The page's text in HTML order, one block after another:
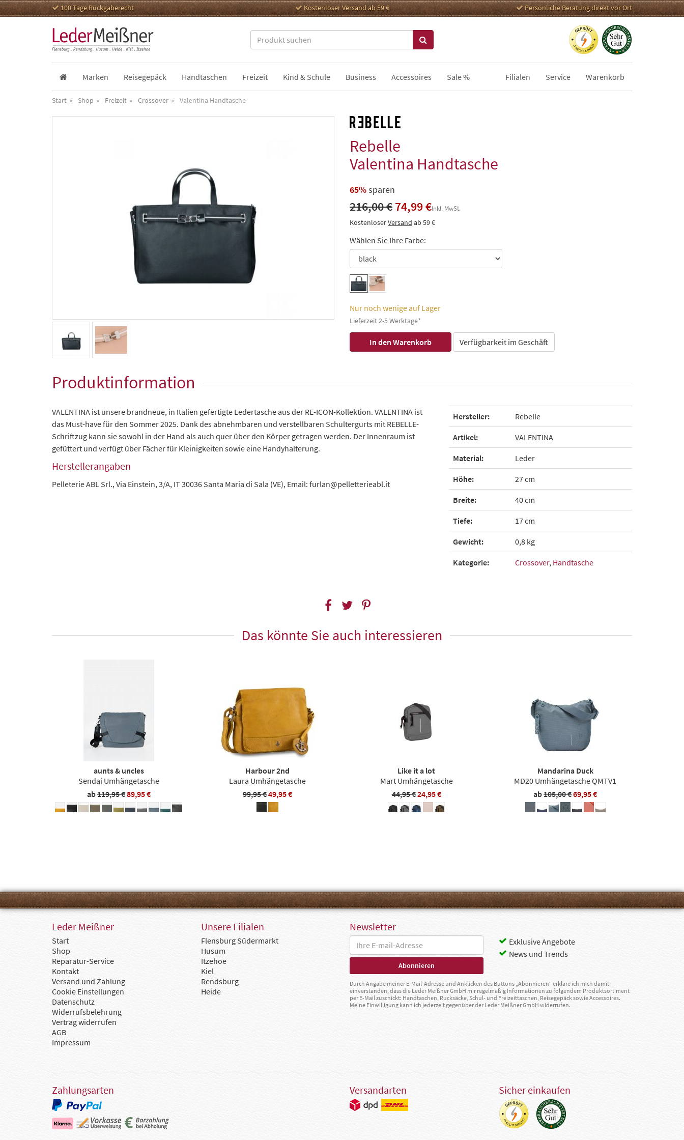
100 Tage Rückgaberecht Kostenloser Versand ab 59 € Persönliche Beratung direkt vor Ort
Marken Reisegepäck Handtaschen Freizeit Kind & Schule Business Accessoires Sale % Filialen Service Warenkorb
Start Shop Freizeit Crossover Valentina Handtasche
Rebelle
Valentina Handtasche
65%sparen
216,00 €74,99 €Inkl. MwSt.
KostenloserVersand ab 59 €
Wählen Sie Ihre Farbe:
Nur noch wenige auf Lager
Lieferzeit 2-5 Werktage*
Verfügbarkeit im Geschäft
Produktinformation
VALENTINA ist unsere brandneue, in Italien gefertigte Ledertasche aus der RE-ICON-Kollektion. VALENTINA ist
das Must-have für den Sommer 2025. Dank des abnehmbaren und verstellbaren Schultergurts mit REBELLE-
Schriftzug kann sie sowohl in der Hand als auch quer über den Körper getragen werden. Der Innenraum ist
gefüttert und verfügt über Fächer für Kleinigkeiten sowie eine Handyhalterung.
Herstellerangaben
Pelleterie ABL Srl., Via Einstein, 3/A, IT 30036 Santa Maria di Sala (VE), Email: furlan@pelletterieabl.it
Hersteller: Rebelle
Artikel: VALENTINA
Material: Leder
Höhe: 27 cm
Breite: 40 cm
Tiefe: 17 cm
Gewicht: 0,8 kg
Kategorie: Crossover, Handtasche
Das könnte Sie auch interessieren
aunts & uncles
Sendai Umhängetasche
ab119,95 €89,95 €
Harbour 2nd
Laura Umhängetasche
99,95 €49,95 €
Like it a lot
Mart Umhängetasche
44,95 €24,95 €
Mandarina Duck
MD20 Umhängetasche QMTV1
ab105,00 €69,95 €
Leder Meißner
Start
Shop
Reparatur-Service
Kontakt
Versand und Zahlung
Cookie Einstellungen
Datenschutz
Widerrufsbelehrung
Vertrag widerrufen
AGB
Impressum
Unsere Filialen
Flensburg Südermarkt
Husum
Itzehoe
Kiel
Rendsburg
Heide
Newsletter
Exklusive Angebote
News und Trends
Durch Angabe meiner E-Mail-Adresse und Anklicken des Buttons „Abonnieren“ erkläre ich mich damit
einverstanden, dass die Leder Meißner GmbH mir regelmäßig Informationen zu folgendem Produktsortiment
per E-Mail zuschickt: Handtaschen, Rucksäcke, Schul- und Freizeittaschen, Reisegepäck sowie Accessoires.
Meine Einwilligung kann ich jederzeit gegenüber der Leder Meißner GmbH widerrufen.
Zahlungsarten Versandarten Sicher einkaufen